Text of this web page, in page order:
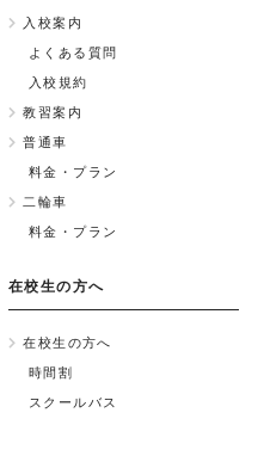
入校案内
よくある質問
入校規約
教習案内
普通車
料金・プラン
二輪車
料金・プラン
在校生の方へ
在校生の方へ
時間割
スクールバス